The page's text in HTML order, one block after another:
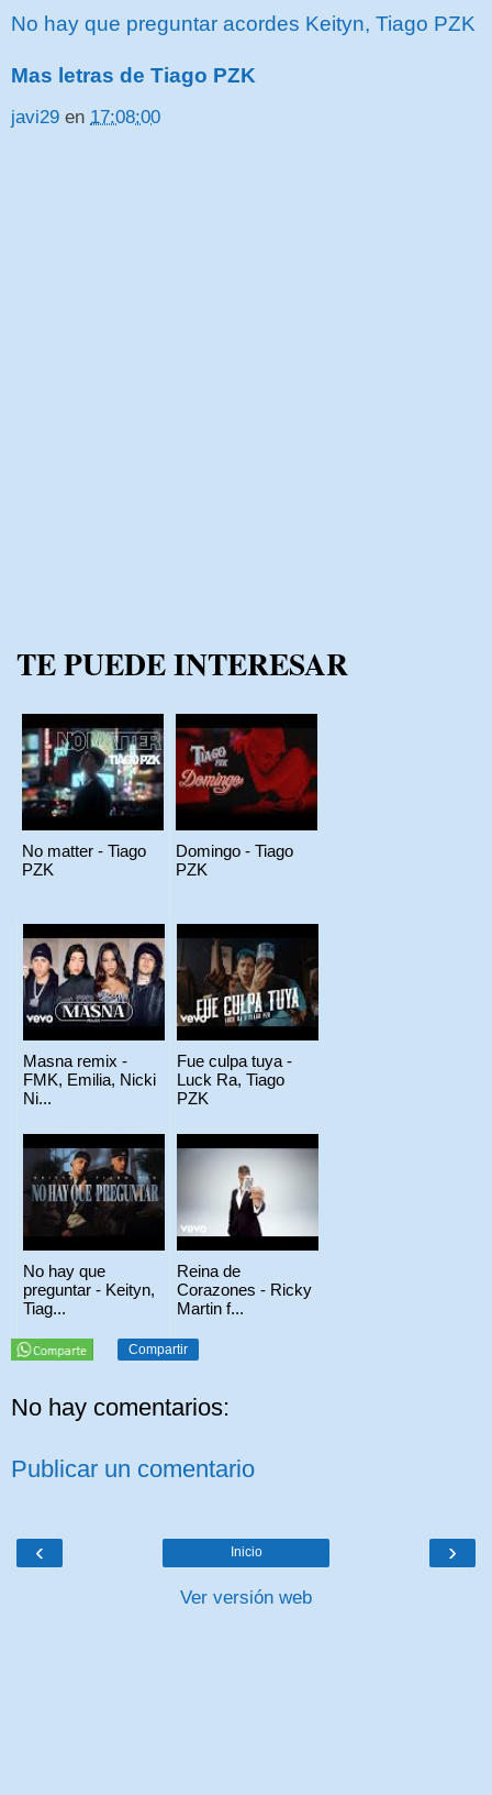
No hay que preguntar acordes Keityn, Tiago PZK
Mas letras de Tiago PZK
javi29 en 17:08:00
TE PUEDE INTERESAR
No matter - Tiago
PZK
Domingo - Tiago
PZK
Masna remix -
FMK, Emilia, Nicki
Ni...
Fue culpa tuya -
Luck Ra, Tiago
PZK
No hay que
preguntar - Keityn,
Tiag...
Reina de
Corazones - Ricky
Martin f...
Compartir
No hay comentarios:
Publicar un comentario
‹ ›
Inicio
Ver versión web